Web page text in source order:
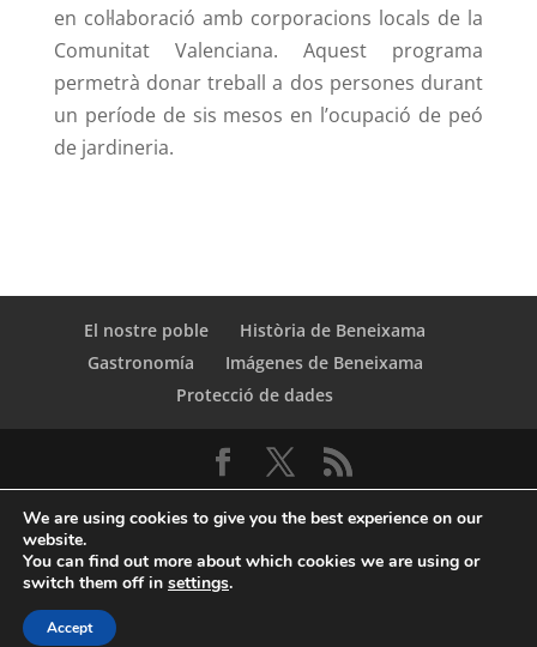
en col·laboració amb corporacions locals de la
Comunitat Valenciana. Aquest programa
permetrà donar treball a dos persones durant
un període de sis mesos en l’ocupació de peó
de jardineria.
El nostre poble
Història de Beneixama
Gastronomía
Imágenes de Beneixama
Protecció de dades
© Copyright Servicio de Informática y
Telecomunicaciones. Diputacion Provincial Alicante
We are using cookies to give you the best experience on our
website.
You can find out more about which cookies we are using or
switch them off in settings.
Accept